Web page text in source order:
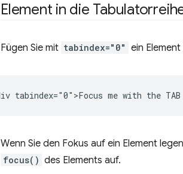
Element in die
Fügen Sie mit tabindex="0" ein
Wenn Sie den Fokus auf ein Element
focus() des Elements auf.